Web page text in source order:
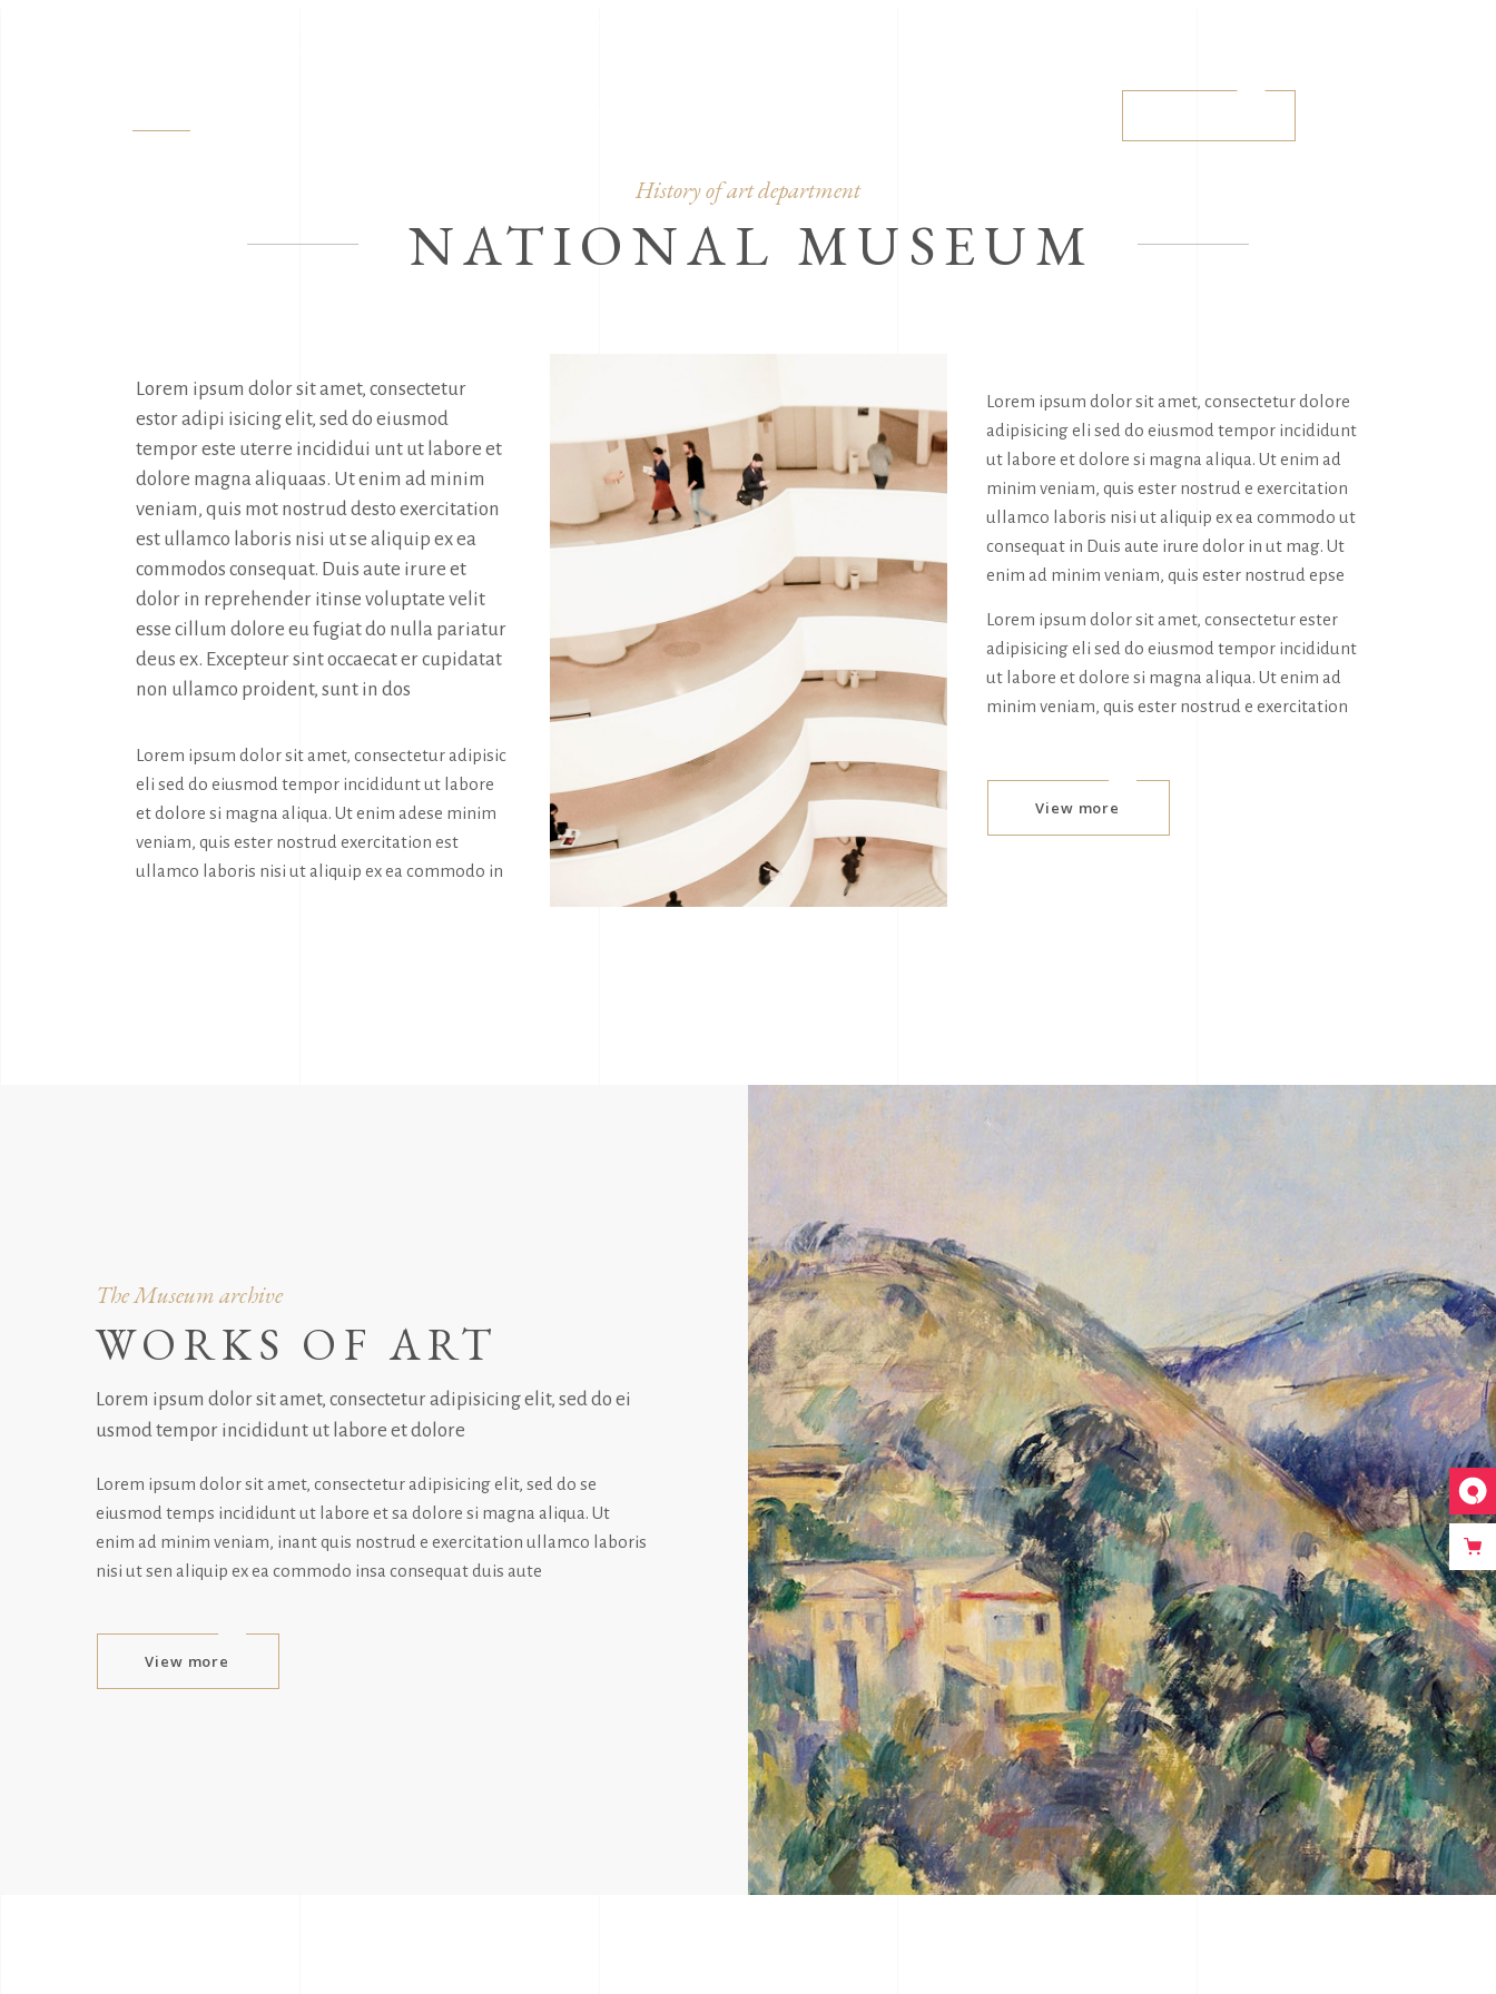
No products in the cart.
History of art department
NATIONAL MUSEUM
Lorem ipsum dolor sit amet, consectetur
estor adipi isicing elit, sed do eiusmod
tempor este uterre incididui unt ut labore et
dolore magna aliquaas. Ut enim ad minim
veniam, quis mot nostrud desto exercitation
est ullamco laboris nisi ut se aliquip ex ea
commodos consequat. Duis aute irure et
dolor in reprehender itinse voluptate velit
esse cillum dolore eu fugiat do nulla pariatur
deus ex. Excepteur sint occaecat er cupidatat
non ullamco proident, sunt in dos
Lorem ipsum dolor sit amet, consectetur adipisic
eli sed do eiusmod tempor incididunt ut labore
et dolore si magna aliqua. Ut enim adese minim
veniam, quis ester nostrud exercitation est
ullamco laboris nisi ut aliquip ex ea commodo in
Lorem ipsum dolor sit amet, consectetur dolore
adipisicing eli sed do eiusmod tempor incididunt
ut labore et dolore si magna aliqua. Ut enim ad
minim veniam, quis ester nostrud e exercitation
ullamco laboris nisi ut aliquip ex ea commodo ut
consequat in Duis aute irure dolor in ut mag. Ut
enim ad minim veniam, quis ester nostrud epse
Lorem ipsum dolor sit amet, consectetur ester
adipisicing eli sed do eiusmod tempor incididunt
ut labore et dolore si magna aliqua. Ut enim ad
minim veniam, quis ester nostrud e exercitation
View more
The Museum archive
WORKS OF ART
Lorem ipsum dolor sit amet, consectetur adipisicing elit, sed do ei
usmod tempor incididunt ut labore et dolore
Lorem ipsum dolor sit amet, consectetur adipisicing elit, sed do se
eiusmod temps incididunt ut labore et sa dolore si magna aliqua. Ut
enim ad minim veniam, inant quis nostrud e exercitation ullamco laboris
nisi ut sen aliquip ex ea commodo insa consequat duis aute
View more